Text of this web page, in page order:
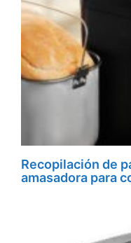
Recopilación de
amasadora para